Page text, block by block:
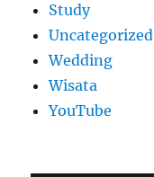
Study
Uncategorized
Wedding
Wisata
YouTube